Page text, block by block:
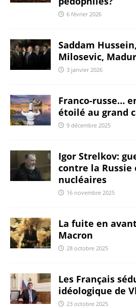
6 février 2026
Saddam
Milosevic,
3 janvier 2026
Franco-russe…
étoilé au grand
9 décembre 2025
Igor Strelkov:
contre la Russie
nucléaires
16 novembre 2025
La fuite en
Macron
28 octobre 2025
Les Français
idéologique de
23 octobre 2025